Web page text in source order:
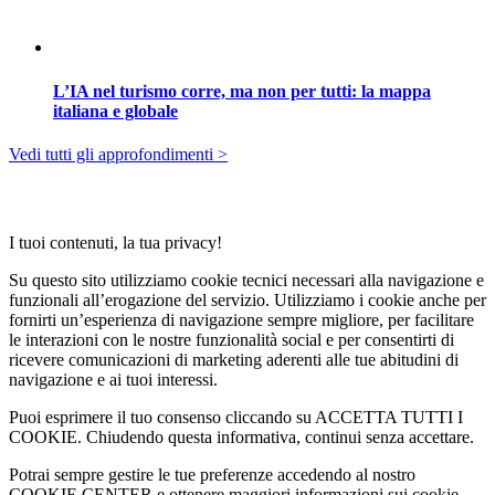
L’IA nel turismo corre, ma non per tutti: la mappa
italiana e globale
I tuoi contenuti, la tua privacy!
Su questo sito utilizziamo cookie tecnici necessari alla navigazione e
funzionali all’erogazione del servizio. Utilizziamo i cookie anche per
fornirti un’esperienza di navigazione sempre migliore, per facilitare
le interazioni con le nostre funzionalità social e per consentirti di
ricevere comunicazioni di marketing aderenti alle tue abitudini di
navigazione e ai tuoi interessi.